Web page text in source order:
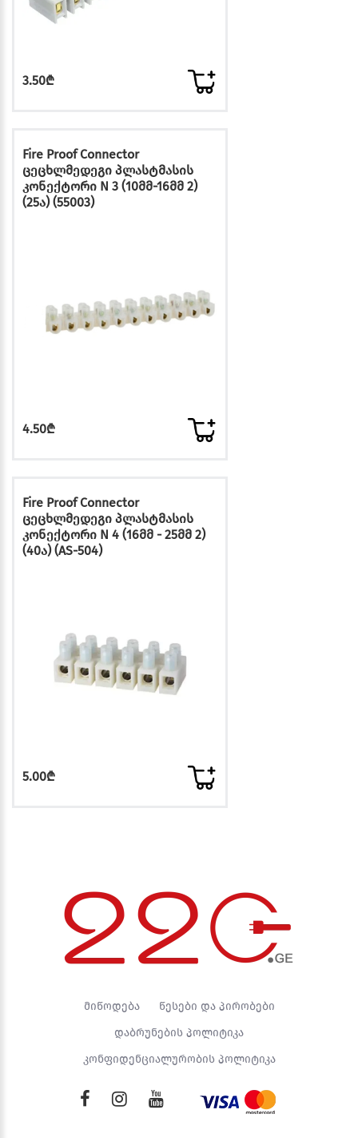
3.50₾
Fire Proof Connector
ცეცხლმედეგი პლასტმასის
კონექტორი N 3 (10მმ-16მმ 2)
(25ა) (55003)
4.50₾
Fire Proof Connector
ცეცხლმედეგი პლასტმასის
კონექტორი N 4 (16მმ - 25მმ 2)
(40ა) (AS-504)
5.00₾
მიწოდება
წესები და პირობები
დაბრუნების პოლიტიკა
კონფიდენციალურობის პოლიტიკა